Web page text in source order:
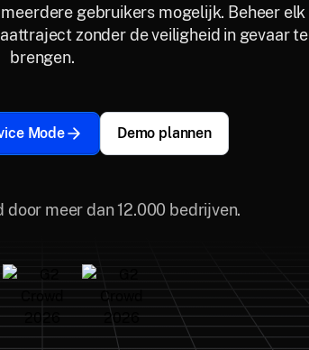
gebruikers mogelijk. Beheer elk
zonder de veiligheid in gevaar te
brengen.
Mode Demo plannen
meer dan 12.000 bedrijven.